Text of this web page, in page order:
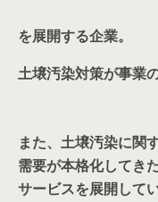
を展開する企業。
土壌汚染対策が事業
また、土壌汚染に関
需要が本格化してき
サービスを展開してい